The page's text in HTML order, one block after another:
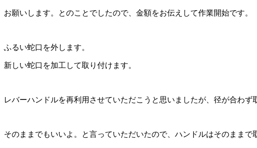
お願いします。とのことでしたので、金額をお伝えして作業開始です。
ふるい蛇口を外します。
新しい蛇口を加工して取り付けます。
レバーハンドルを再利用させていただこうと思いましたが、径が合わず
そのままでもいいよ。と言っていただいたので、ハンドルはそのままで